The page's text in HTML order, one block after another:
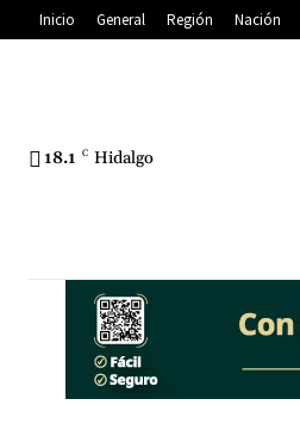
Inicio General Región Nación
18.1 C Hidalgo